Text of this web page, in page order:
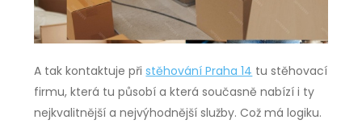
A tak kontaktuje přistěhování Praha 14 tu stěhovací
firmu, která tu působí a která současně nabízí i ty
nejkvalitnější a nejvýhodnější služby. Což má logiku.